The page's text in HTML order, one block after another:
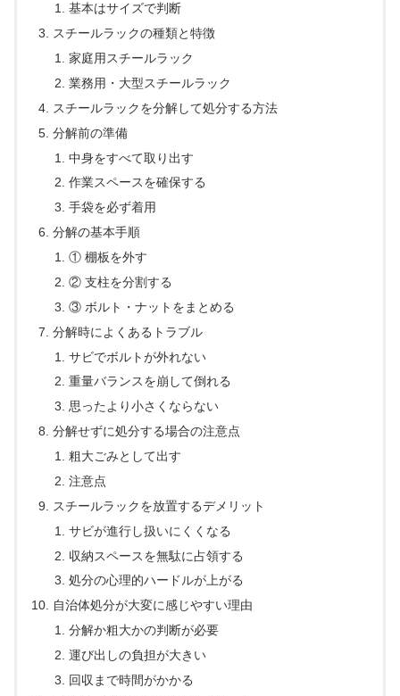
基本はサイズで判断
スチールラックの種類と特徴
家庭用スチールラック
業務用・大型スチールラック
スチールラックを分解して処分する方法
分解前の準備
中身をすべて取り出す
作業スペースを確保する
手袋を必ず着用
分解の基本手順
① 棚板を外す
② 支柱を分割する
③ ボルト・ナットをまとめる
分解時によくあるトラブル
サビでボルトが外れない
重量バランスを崩して倒れる
思ったより小さくならない
分解せずに処分する場合の注意点
粗大ごみとして出す
注意点
スチールラックを放置するデメリット
サビが進行し扱いにくくなる
収納スペースを無駄に占領する
処分の心理的ハードルが上がる
自治体処分が大変に感じやすい理由
分解か粗大かの判断が必要
運び出しの負担が大きい
回収まで時間がかかる